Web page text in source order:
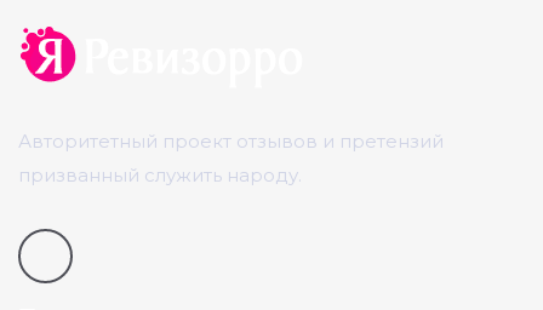
Авторитетный проект отзывов и претензий
призванный служить народу.